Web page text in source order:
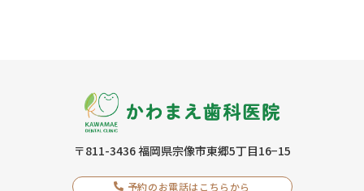
〒811-3436福岡県宗像市東郷5丁目16−15
予約のお電話はこちらから